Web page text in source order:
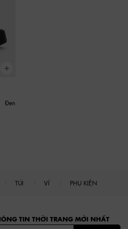
-Đen
TÚI VÍ PHỤ KIỆN
TIN THỜI TRANG MỚI NHẤT